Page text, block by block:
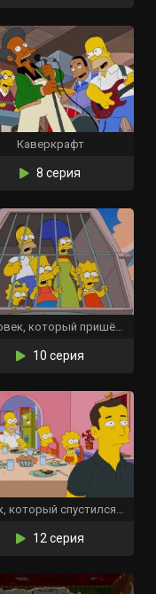
Каверкрафт
8 серия
Человек, который пришёл стать ужином
10 серия
Маск, который спустился на Землю
12 серия